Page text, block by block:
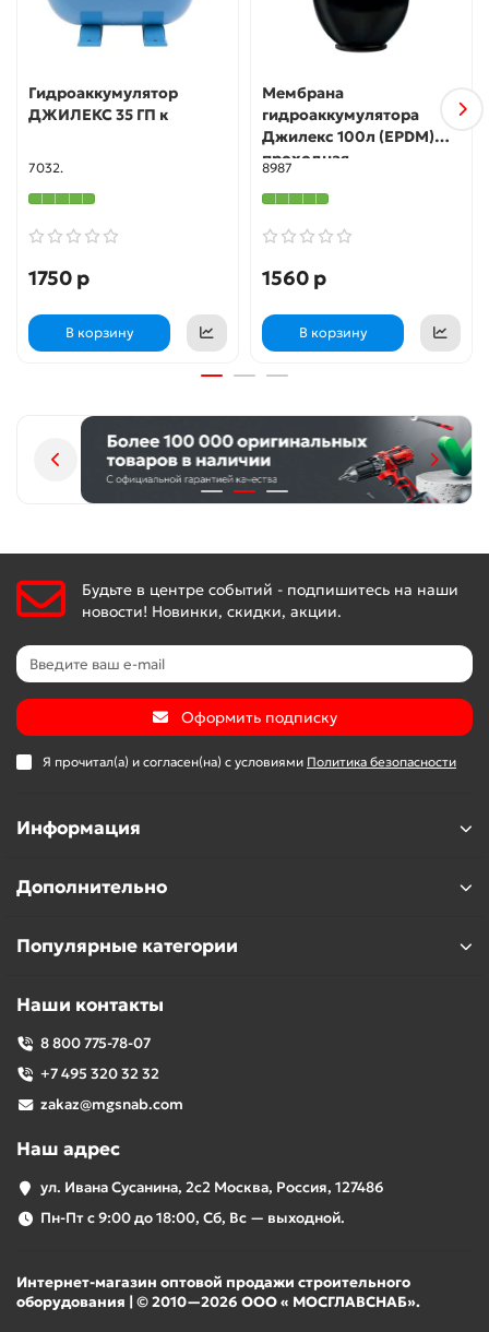
Гидроаккумулятор
ДЖИЛЕКС 35 ГП к
7032.
1750 р
В корзину
Мембрана
гидроаккумулятора
Джилекс 100л (EPDM)
проходная
8987
1560 р
В корзину
Будьте в центре событий - подпишитесь на наши
новости! Новинки, скидки, акции.
Оформить подписку
Я прочитал(а) и согласен(на) с условиями Политика безопасности
Информация
Дополнительно
Популярные категории
Наши контакты
8 800 775-78-07
+7 495 320 32 32
zakaz@mgsnab.com
Наш адрес
ул. Ивана Сусанина, 2с2 Москва, Россия, 127486
Пн-Пт с 9:00 до 18:00, Сб, Вс — выходной.
Интернет-магазин оптовой продажи строительного
оборудования | © 2010—2026 ООО « МОСГЛАВСНАБ».